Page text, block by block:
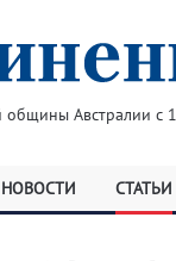
общины Австралии с
НОВОСТИ СТАТЬИ